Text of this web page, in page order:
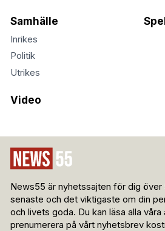
Samhälle
Inrikes
Politik
Utrikes
Spel
Video
News55 är nyhetssajten för dig över
senaste och det viktigaste om din
och livets goda. Du kan läsa alla våra
prenumerera på vårt nyhetsbrev